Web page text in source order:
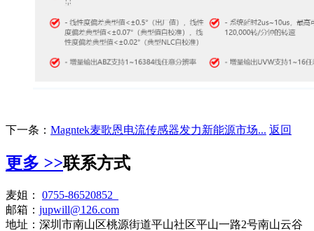
下一条： Magntek麦歌恩电流传感器发力新能源市场... 返回
更多 >>联系方式
麦姐： 0755-86520852
邮箱： jupwill@126.com
地址：深圳市南山区桃源街道平山社区平山一路2号南山云谷